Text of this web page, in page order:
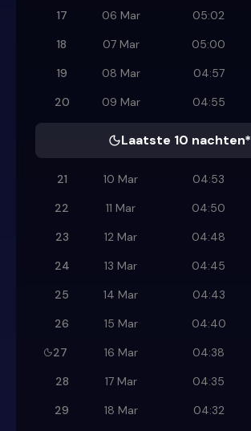
17
06 Mar 05:02
18
07 Mar 05:00
19
08 Mar 04:57
20
09 Mar 04:55
Laatste 10 nachten*
21 10 Mar 04:53
22
11 Mar 04:50
23
12 Mar 04:48
24
13 Mar 04:45
25
14 Mar 04:43
26
15 Mar 04:40
27
16 Mar 04:38
28
17 Mar 04:35
29
18 Mar 04:32